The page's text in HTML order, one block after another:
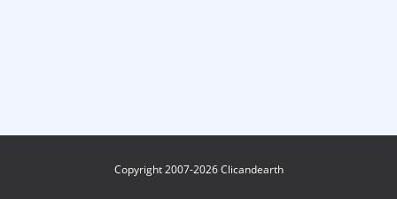
Copyright 2007-2026 Clicandearth